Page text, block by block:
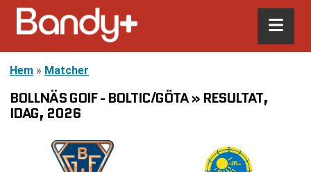
Hem » Matcher
BOLLNÄS GOIF - BOLTIC/GÖTA » RESULTAT,
IDAG, 2026